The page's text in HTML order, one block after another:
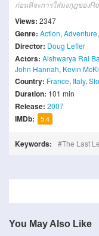
ก่อนที่จะการใส่มงกุฎของ
Views: 2347
Genre: Action, Adventure,
Director: Doug Lefler
Actors: Aishwarya Rai
John Hannah, Kevin
Country: France, Italy,
Duration: 101 min
Release: 2007
IMDb: 5.4
Keywords: The Last
You May Also Like